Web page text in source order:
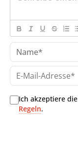
Ich akzeptiere die
Regeln.